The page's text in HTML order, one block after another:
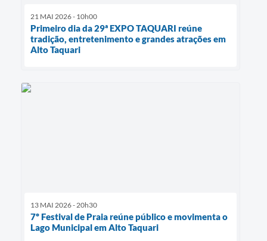
21 MAI 2026 - 10h00
Primeiro dia da 29ª EXPO TAQUARI reúne
tradição, entretenimento e grandes atrações em
Alto Taquari
13 MAI 2026 - 20h30
7º Festival de Praia reúne público e movimenta o
Lago Municipal em Alto Taquari